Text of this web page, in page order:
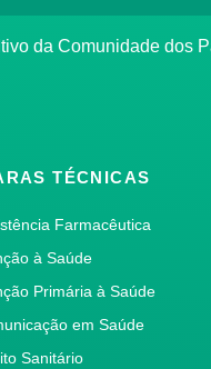
da Comunidade dos
TÉCNICAS
Farmacêutica
à Saúde
Primária à Saúde
em Saúde
Sanitário